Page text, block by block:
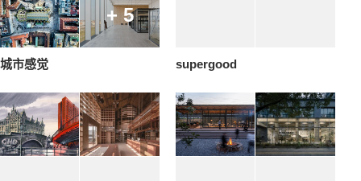
+ 5
城市感觉 supergood